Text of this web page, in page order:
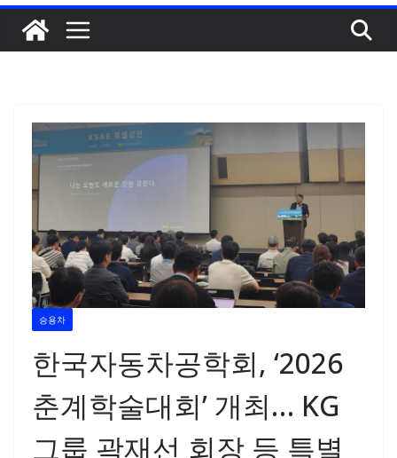
승용차
한국자동차공학회, ‘2026
춘계학술대회’ 개최… KG
그룹 곽재선 회장 등 특별